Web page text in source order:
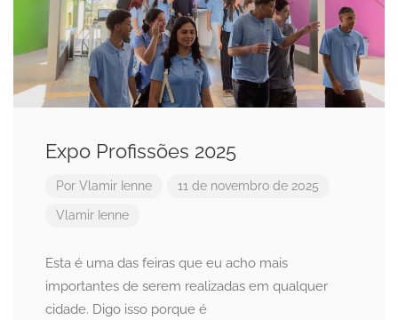
Expo Profissões 2025
Por Vlamir Ienne 11 de novembro de 2025
Vlamir Ienne
Esta é uma das feiras que eu acho mais
importantes de serem realizadas em qualquer
cidade. Digo isso porque é